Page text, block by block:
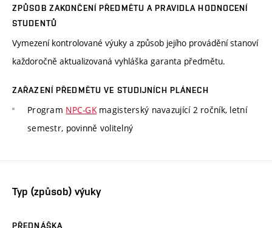
ZPŮSOB ZAKONČENÍ PŘEDMĚTU A PRAVIDLA HODNOCENÍ
STUDENTŮ
Vymezení kontrolované výuky a způsob jejího provádění stanoví
každoročně aktualizovaná vyhláška garanta předmětu.
ZAŘAZENÍ PŘEDMĚTU VE STUDIJNÍCH PLÁNECH
Program NPC-GKmagisterský navazující 2 ročník, letní
semestr, povinně volitelný
Typ (způsob) výuky
PŘEDNÁŠKA